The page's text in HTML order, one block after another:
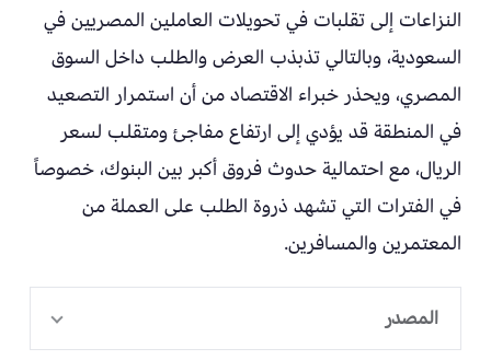
النزاعات إلى تقلبات في تحويلات العاملين المصريين في
السعودية، وبالتالي تذبذب العرض والطلب داخل السوق
المصري، ويحذر خبراء الاقتصاد من أن استمرار التصعيد
في المنطقة قد يؤدي إلى ارتفاع مفاجئ ومتقلب لسعر
الريال، مع احتمالية حدوث فروق أكبر بين البنوك، خصوصاً
في الفترات التي تشهد ذروة الطلب على العملة من
المعتمرين والمسافرين.
المصدر